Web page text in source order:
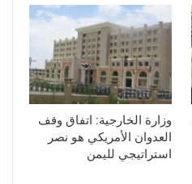
وزارة الخارجية: اتفاق وقف
العدوان الأمريكي هو نصر
استراتيجي لليمن